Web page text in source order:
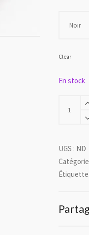
Clear
En stock
quantity
UGS : ND